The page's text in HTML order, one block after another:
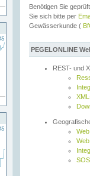
Benötigen Sie
Sie sich bitte per
Gewässerkunde (
PEGELONLINE
REST- und